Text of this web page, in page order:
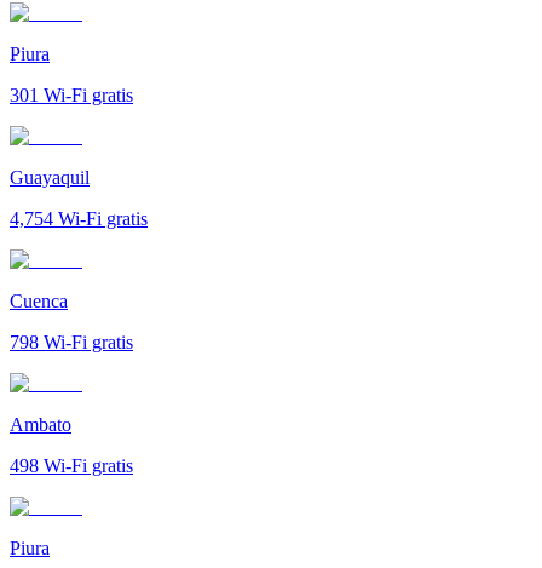
Piura
301 Wi-Fi gratis
Guayaquil
4,754 Wi-Fi gratis
Cuenca
798 Wi-Fi gratis
Ambato
498 Wi-Fi gratis
Piura